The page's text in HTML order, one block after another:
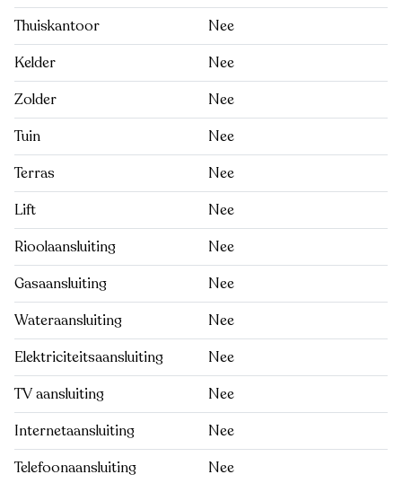
Thuiskantoor
Nee
Kelder
Nee
Zolder
Nee
Tuin
Nee
Terras
Nee
Lift
Nee
Rioolaansluiting
Nee
Gasaansluiting
Nee
Wateraansluiting
Nee
Elektriciteitsaansluiting
Nee
TV aansluiting
Nee
Internetaansluiting
Nee
Telefoonaansluiting
Nee